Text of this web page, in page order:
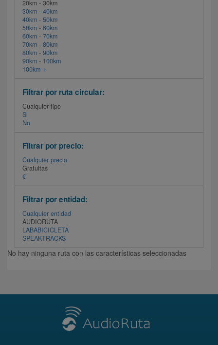
20km - 30km
30km - 40km
40km - 50km
50km - 60km
60km - 70km
70km - 80km
80km - 90km
90km - 100km
100km +
Filtrar por ruta circular:
Cualquier tipo
Si
No
Filtrar por precio:
Cualquier precio
Gratuitas
€
Filtrar por entidad:
Cualquier entidad
AUDIORUTA
LABABICICLETA
SPEAKTRACKS
No hay ninguna ruta con las características seleccionadas